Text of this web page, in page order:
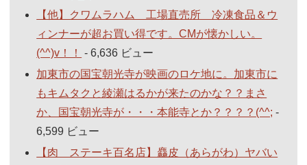
【他】クワムラハム 工場直売所 冷凍食品＆ウ
ィンナーが超お買い得です。CMが懐かしい。
(^^)v！！
- 6,636 ビュー
加東市の国宝朝光寺が映画のロケ地に。加東市に
もキムタクと綾瀬はるかが来たのかな？？まさ
か、国宝朝光寺が・・・本能寺とか？？？？(^^; -
6,599 ビュー
【肉 ステーキ百名店】麤皮（あらがわ）ヤバい